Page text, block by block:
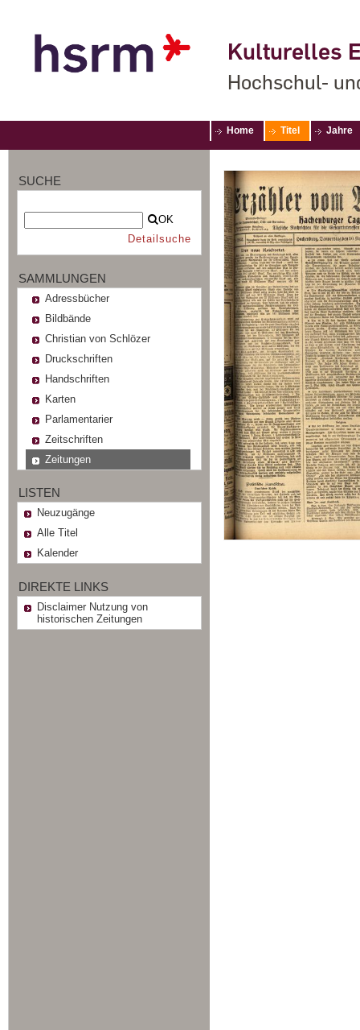
Kulturelles
Hochschul-
Home Titel Jahre
SUCHE
OK
Detailsuche
SAMMLUNGEN
Adressbücher
Bildbände
Christian von Schlözer
Druckschriften
Handschriften
Karten
Parlamentarier
Zeitschriften
Zeitungen
LISTEN
Neuzugänge
Alle Titel
Kalender
DIREKTE LINKS
Disclaimer Nutzung von
historischen Zeitungen